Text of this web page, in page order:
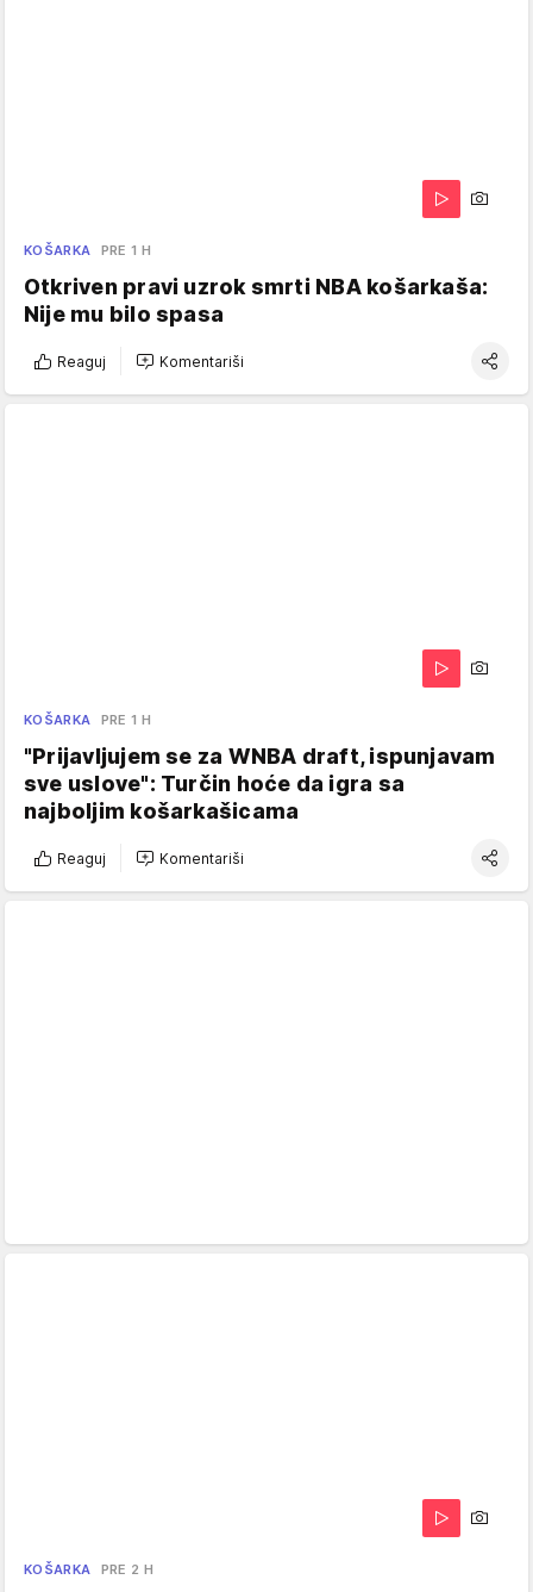
KOŠARKA PRE 1 H
Otkriven pravi uzrok smrti NBA košarkaša:
Nije mu bilo spasa
Reaguj Komentariši
KOŠARKA PRE 1 H
"Prijavljujem se za WNBA draft, ispunjavam
sve uslove": Turčin hoće da igra sa
najboljim košarkašicama
Reaguj Komentariši
KOŠARKA PRE 2 H